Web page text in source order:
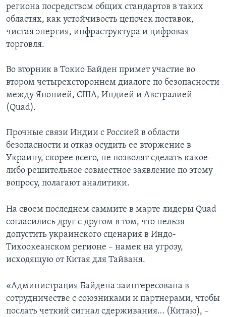
региона посредством общих стандартов в таких
областях, как устойчивость цепочек поставок,
чистая энергия, инфраструктура и цифровая
торговля.
Во вторник в Токио Байден примет участие во
втором четырехстороннем диалоге по безопасности
между Японией, США, Индией и Австралией
(Quad).
Прочные связи Индии с Россией в области
безопасности и отказ осудить ее вторжение в
Украину, скорее всего, не позволят сделать какое-
либо решительное совместное заявление по этому
вопросу, полагают аналитики.
На своем последнем саммите в марте лидеры Quad
согласились друг с другом в том, что нельзя
допустить украинского сценария в Индо-
Тихоокеанском регионе – намек на угрозу,
исходящую от Китая для Тайваня.
«Администрация Байдена заинтересована в
сотрудничестве с союзниками и партнерами, чтобы
послать четкий сигнал сдерживания… (Китаю), –